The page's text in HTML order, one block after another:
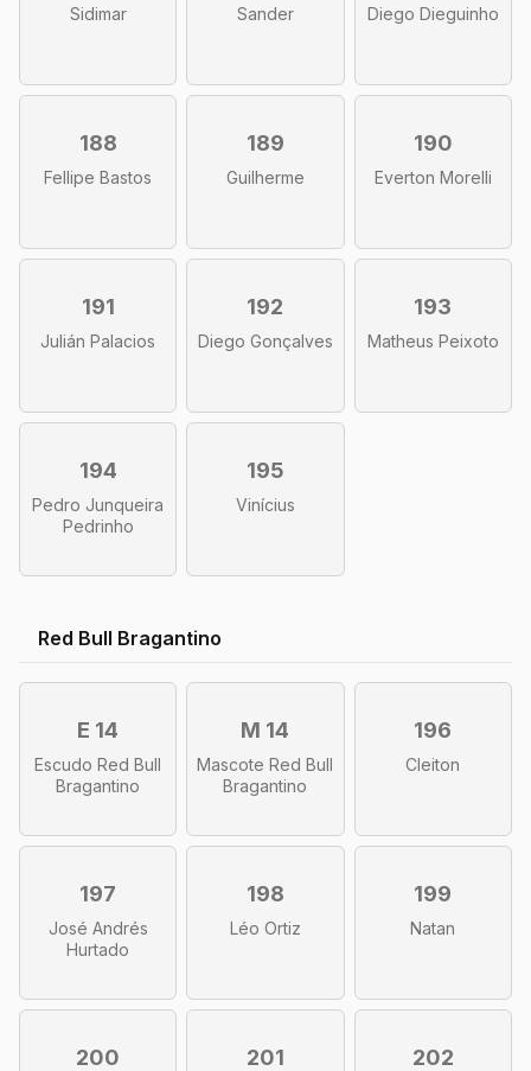
Sidimar Sander Diego Dieguinho
188
Fellipe Bastos
189
Guilherme
190
Everton Morelli
191
Julián Palacios
192
Diego Gonçalves
193
Matheus Peixoto
194
Pedro Junqueira
Pedrinho
195
Vinícius
Red Bull Bragantino
E 14
Escudo Red Bull
Bragantino
M 14
Mascote Red Bull
Bragantino
196
Cleiton
197
José Andrés
Hurtado
198
Léo Ortiz
199
Natan
200 201 202